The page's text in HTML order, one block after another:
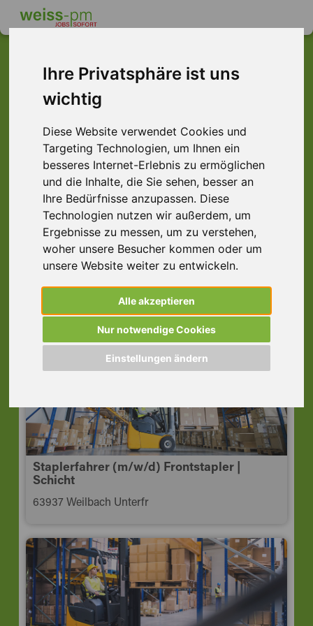
Ihre Privatsphäre ist uns
wichtig
Diese Website verwendet Cookies und
Targeting Technologien, um Ihnen ein
besseres Internet-Erlebnis zu ermöglichen
und die Inhalte, die Sie sehen, besser an
Ihre Bedürfnisse anzupassen. Diese
Technologien nutzen wir außerdem, um
Ergebnisse zu messen, um zu verstehen,
woher unsere Besucher kommen oder um
unsere Website weiter zu entwickeln.
Alle akzeptieren
Nur notwendige Cookies
Einstellungen ändern
Dieser Job ist leider
nicht mehr verfügbar ...
... aber vielleicht ist hier etwas dabei:
Staplerfahrer (m/w/d), Raum Obernburg
63785 Obernburg a. Main
Staplerfahrer (m/w/d) Frontstapler |
Schicht
63937 Weilbach Unterfr